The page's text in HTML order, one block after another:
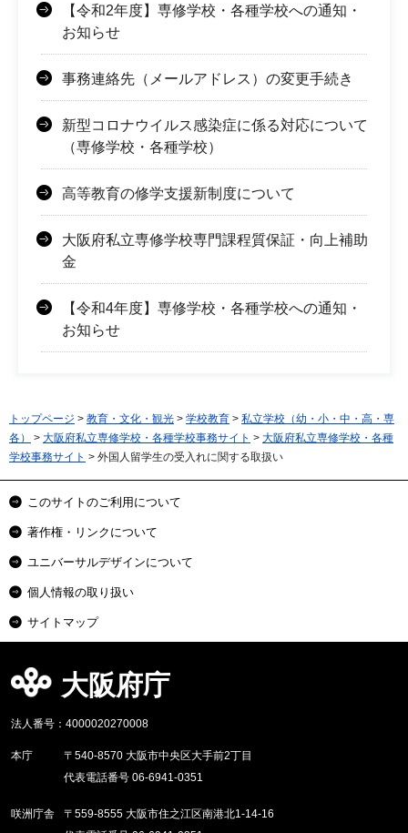
【令和2年度】専修学校・各種学校への通知・
お知らせ
事務連絡先（メールアドレス）の変更手続き
新型コロナウイルス感染症に係る対応について
（専修学校・各種学校）
高等教育の修学支援新制度について
大阪府私立専修学校専門課程質保証・向上補助
金
【令和4年度】専修学校・各種学校への通知・
お知らせ
トップページ > 教育・文化・観光 > 学校教育 > 私立学校（幼・小・中・高・専
各）
> 大阪府私立専修学校・各種学校事務サイト > 大阪府私立専修学校・各種
学校事務サイト > 外国人留学生の受入れに関する取扱い
このサイトのご利用について
著作権・リンクについて
ユニバーサルデザインについて
個人情報の取り扱い
サイトマップ
大阪府庁
法人番号：4000020270008
本庁
〒540-8570 大阪市中央区大手前2丁目
代表電話番号 06-6941-0351
咲洲庁舎
〒559-8555 大阪市住之江区南港北1-14-16